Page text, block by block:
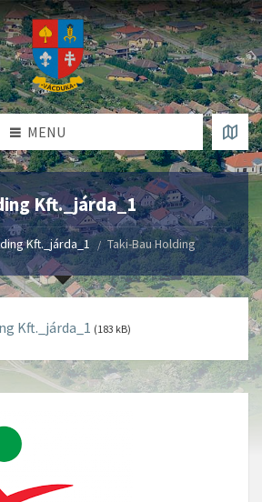
MENU
Kft._járda_1
Kft._járda_1
Taki-Bau Holding
Kft._járda_1 (183 kB)